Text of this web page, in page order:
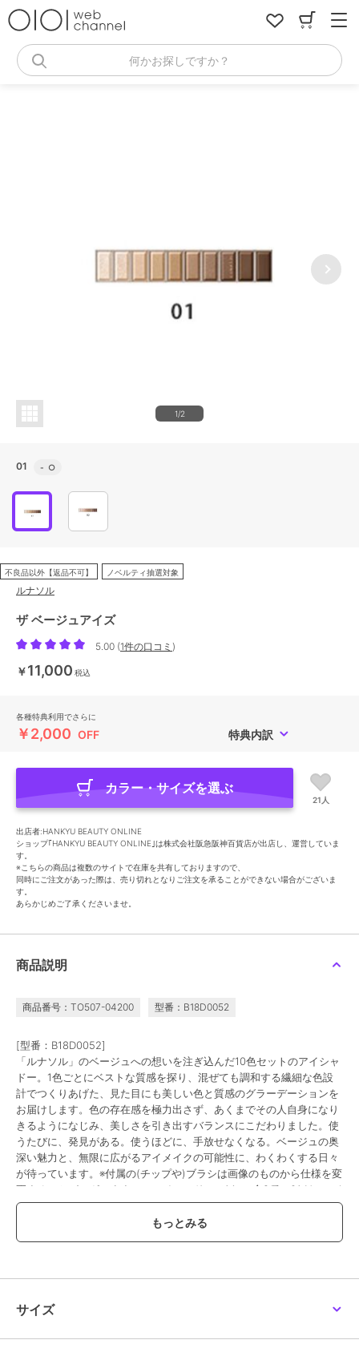
何かお探しですか？
1/2
01 - ○
不良品以外【返品不可】 ノベルティ抽選対象
ルナソル
ザ ベージュアイズ
5.00 (1件の口コミ )
￥11,000 税込
各種特典利用でさらに
￥2,000 OFF 特典内訳
カラー・サイズを選ぶ
21人
出店者:HANKYU BEAUTY ONLINE
ショップ｢HANKYU BEAUTY ONLINE｣は株式会社阪急阪神百貨店が出店し、運営していま
す。
※こちらの商品は複数のサイトで在庫を共有しておりますので、
同時にご注文があった際は、売り切れとなりご注文を承ることができない場合がございま
す。
あらかじめご了承くださいませ。
商品説明
商品番号：TO507-04200 型番：B18D0052
[型番：B18D0052]
「ルナソル」のベージュへの想いを注ぎ込んだ10色セットのアイシャ
ドー。1色ごとにベストな質感を探り、混ぜても調和する繊細な色設
計でつくりあげた、見た目にも美しい色と質感のグラーデーションを
お届けします。色の存在感を極力出さず、あくまでその人自身になり
きるようになじみ、美しさを引き出すバランスにこだわりました。使
うたびに、発見がある。使うほどに、手放せなくなる。ベージュの奥
深い魅力と、無限に広がるアイメイクの可能性に、わくわくする日々
が待っています。※付属の(チップや)ブラシは画像のものから仕様を変
更することがございます。＜アイシャドー／14g／全2種＞01 Neutral
Beige02 Noble Beige
この商品は、不良品のみ返品を承ります
ショップ
サイズ